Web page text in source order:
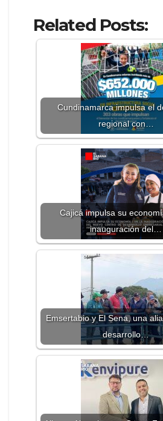
Related Posts:
Cundinamarca impulsa el
regional con…
Cajicá impulsa su
inauguración del…
Emsertabio y El Sena, una
desarrollo…